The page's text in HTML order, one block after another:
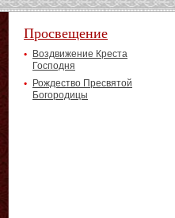
Просвещение
Воздвижение Креста
Господня
Рождество Пресвятой
Богородицы